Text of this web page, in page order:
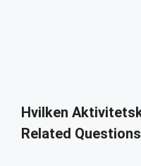
Hvilken
Related Questions